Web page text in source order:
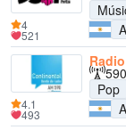
4
521
Pop
4.1
493